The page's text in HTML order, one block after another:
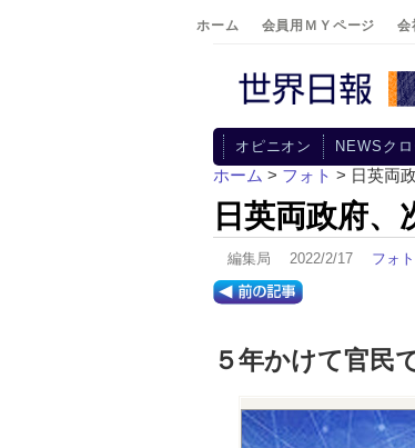
ホーム 会員用ＭＹページ 会
オピニオン NEWSク
ホーム > フォト > 日英両
日英両政府
編集局 2022/2/17 フォト
５年かけて官民